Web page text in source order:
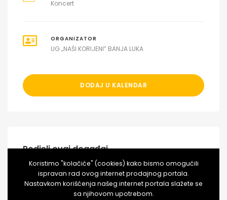
Koncert
ORGANIZATOR
UG „NAŠI KORIJENI” BANJA LUKA
DODAJ U KALENDAR
Podjeli ovaj događaj
Koristimo "kolačiće" (cookies) kako bismo omogućili
ispravan rad ovog internet prodajnog portala.
Nastavkom korišćenja našeg internet portala slažete se
sa njihovom upotrebom.